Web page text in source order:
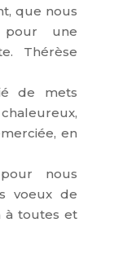
que nous
pour une
Thérèse
de mets
en
nous
voeux de
à toutes et